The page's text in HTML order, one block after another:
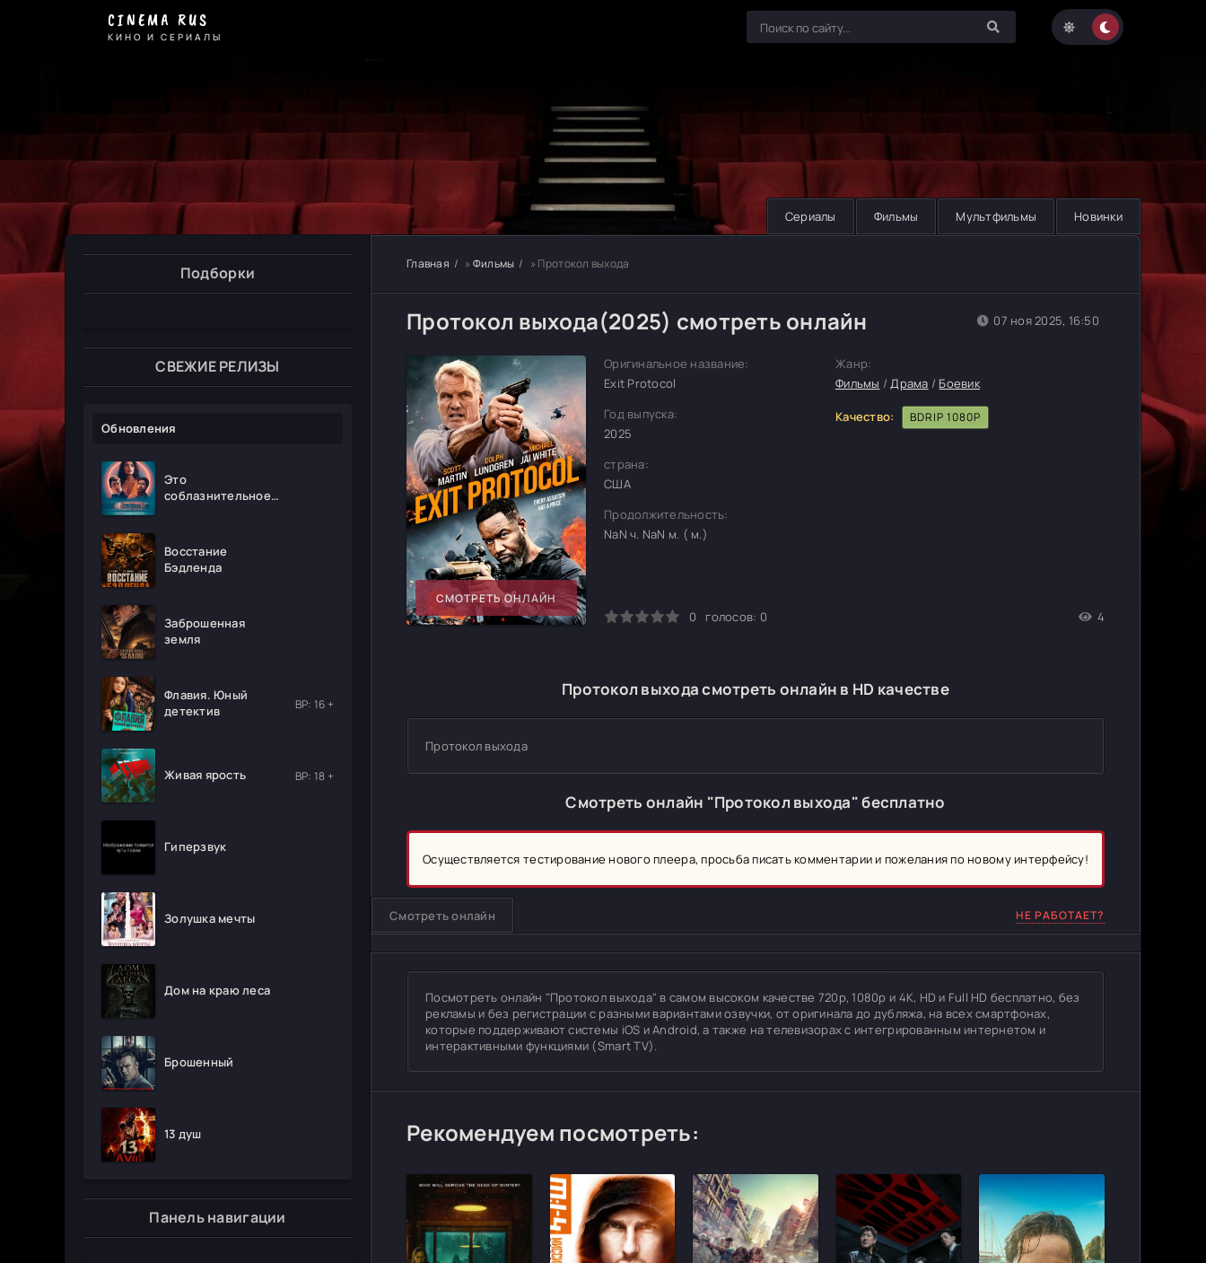
CINEMA RUS
КИНО И СЕРИАЛЫ
Сериалы Фильмы Мультфильмы Новинки
Подборки
СВЕЖИЕ РЕЛИЗЫ
Обновления
Это
соблазнительное
Восстание
Бэдленда
Заброшенная
земля
Флавия. Юный
детектив
ВР: 16 +
Живая ярость ВР: 18 +
Гиперзвук
Золушка мечты
Дом на краю леса
Брошенный
13 душ
Панель навигации
Главная » Фильмы » Протокол выхода
Протокол выхода(2025) смотреть онлайн
СМОТРЕТЬ ОНЛАЙН
Оригинальное название:
Exit Protocol
Год выпуска:
2025
страна:
США
Продолжительность:
NaN ч. NaN м. ( м.)
0 1 2 3 4 5 0 голосов: 0 4
07 ноя 2025, 16:50
Жанр:
Фильмы /Драма / Боевик
Качество: BDRIP 1080P
Протокол выхода смотреть онлайн в HD качестве
Протокол выхода
Смотреть онлайн "Протокол выхода" бесплатно
Осуществляется тестирование нового плеера, просьба писать комментарии и пожелания по новому интерфейсу!
Смотреть онлайн НЕ РАБОТАЕТ?
Посмотреть онлайн "Протокол выхода" в самом высоком качестве 720p, 1080p и 4K, HD и Full HD бесплатно, без
рекламы и без регистрации с разными вариантами озвучки, от оригинала до дубляжа, на всех смартфонах,
которые поддерживают системы iOS и Android, а также на телевизорах с интегрированным интернетом и
интерактивными функциями (Smart TV).
Рекомендуем посмотреть: